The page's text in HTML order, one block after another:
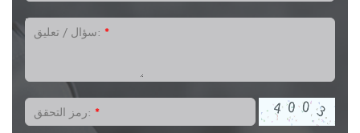
سؤال / تعليق: *
رمز التحقق: *